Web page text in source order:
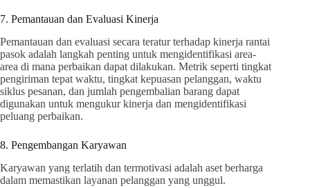
7. Pemantauan dan Evaluasi Kinerja
Pemantauan dan evaluasi secara teratur terhadap kinerja rantai
pasok adalah langkah penting untuk mengidentifikasi area-
area di mana perbaikan dapat dilakukan. Metrik seperti tingkat
pengiriman tepat waktu, tingkat kepuasan pelanggan, waktu
siklus pesanan, dan jumlah pengembalian barang dapat
digunakan untuk mengukur kinerja dan mengidentifikasi
peluang perbaikan.
8. Pengembangan Karyawan
Karyawan yang terlatih dan termotivasi adalah aset berharga
dalam memastikan layanan pelanggan yang unggul.